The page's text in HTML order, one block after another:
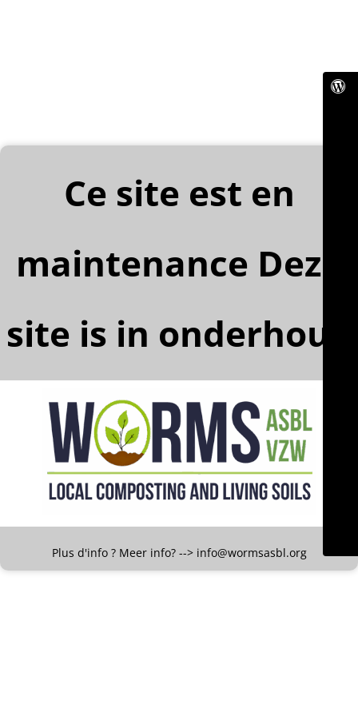
Ce site est en
maintenance Deze
site is in onderhoud
Plus d'info ? Meer info? --> info@wormsasbl.org